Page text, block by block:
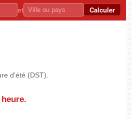
et Calculer
d'été (DST).
heure.